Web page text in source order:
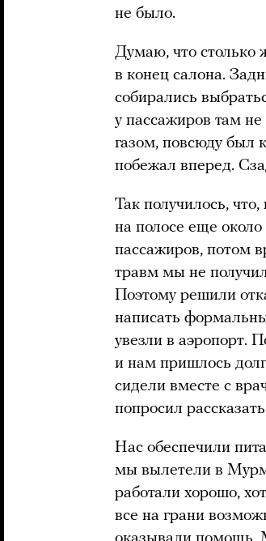
не было.
Думаю, что столько
в конец салона.
собирались
у пассажиров там
газом, повсюду был
побежал вперед.
Так получилось,
на полосе еще около
пассажиров, потом
травм мы не
Поэтому решили
написать
увезли в аэропорт.
и нам пришлось
сидели вместе с
попросил
Нас обеспечили
мы вылетели в
работали хорошо,
все на грани